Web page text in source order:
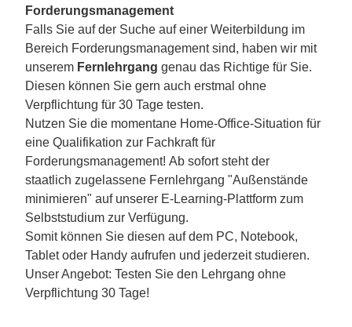
Forderungsmanagement
Falls Sie auf der Suche auf einer Weiterbildung im
Bereich Forderungsmanagement sind, haben wir mit
unserem Fernlehrgang genau das Richtige für Sie.
Diesen können Sie gern auch erstmal ohne
Verpflichtung für 30 Tage testen.
Nutzen Sie die momentane Home-Office-Situation für
eine Qualifikation zur Fachkraft für
Forderungsmanagement! Ab sofort steht der
staatlich zugelassene Fernlehrgang "Außenstände
minimieren" auf unserer E-Learning-Plattform zum
Selbststudium zur Verfügung.
Somit können Sie diesen auf dem PC, Notebook,
Tablet oder Handy aufrufen und jederzeit studieren.
Unser Angebot: Testen Sie den Lehrgang ohne
Verpflichtung 30 Tage!